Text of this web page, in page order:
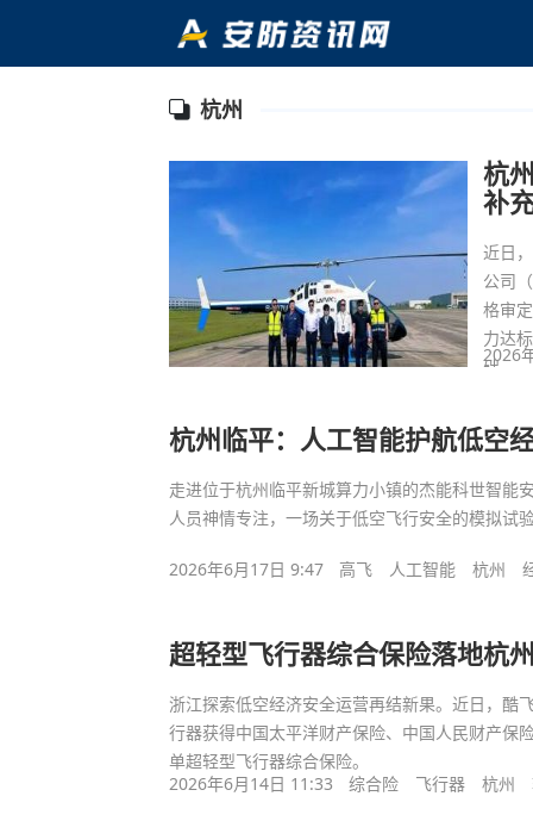
杭州
杭
补
近日
公司
格审
力达
础。
2026
杭州临平：人工智能护航低空
走进位于杭州临平新城算力小镇的杰能科世智能
人员神情专注，一场关于低空飞行安全的模拟试
2026年6月17日 9:47 高飞 人工智能 杭州
超轻型飞行器综合保险落地杭
浙江探索低空经济安全运营再结新果。近日，酷
行器获得中国太平洋财产保险、中国人民财产保
单超轻型飞行器综合保险。
2026年6月14日 11:33 综合险 飞行器 杭州